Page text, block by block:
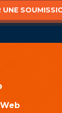
UNE